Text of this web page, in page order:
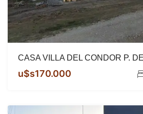
CASA VILLA DEL CONDOR P.
u$s170.000